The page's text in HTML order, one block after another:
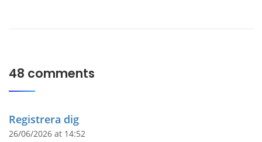
48 comments
Registrera dig
26/06/2026 at 14:52